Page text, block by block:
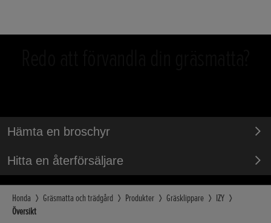
Hämta en broschyr
Hitta en återförsäljare
Honda Gräsmatta och trädgård Produkter Gräsklippare
IZY
Översikt